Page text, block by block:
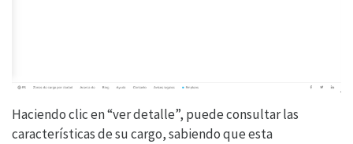
Haciendo clic en “ver detalle”, puede consultar las
características de su cargo, sabiendo que esta